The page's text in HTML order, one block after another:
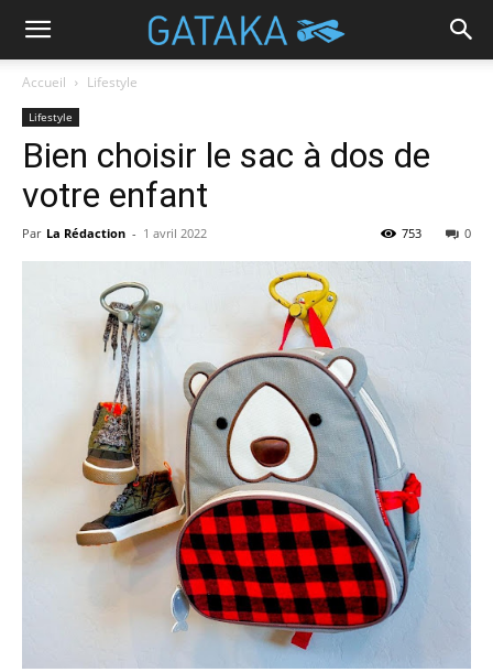
Accueil Lifestyle
Lifestyle
Bien choisir le sac à dos de
votre enfant
Par La Rédaction - 1 avril 2022 0
753